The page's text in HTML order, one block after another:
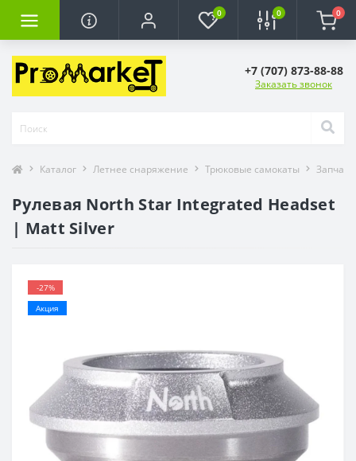
0 0 0
+7 (707) 873-88-88
Заказать звонок
Каталог Летнее снаряжение Трюковые самокаты
Рулевая North Star Integrated Headset
| Matt Silver
-27%
Акция